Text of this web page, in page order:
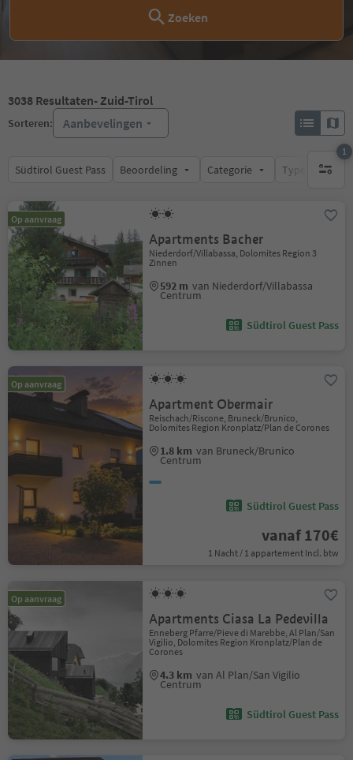
Zoeken
3038 Resultaten- Zuid-Tirol
Sorteren: Aanbevelingen
Südtirol Guest Pass Beoordeling Categorie Type catering
1
1
Op aanvraag
Apartments Bacher
Niederdorf/Villabassa, Dolomites Region 3
Zinnen
592 m van Niederdorf/Villabassa
Centrum
Südtirol Guest Pass
Op aanvraag
Apartment Obermair
Reischach/Riscone, Bruneck/Brunico,
Dolomites Region Kronplatz/Plan de Corones
1.8 km van Bruneck/Brunico
Centrum
Südtirol Guest Pass
vanaf 170€
1 Nacht / 1 appartement Incl. btw
Op aanvraag
Apartments Ciasa La Pedevilla
Enneberg Pfarre/Pieve di Marebbe, Al Plan/San
Vigilio, Dolomites Region Kronplatz/Plan de
Corones
4.3 km van Al Plan/San Vigilio
Centrum
Südtirol Guest Pass